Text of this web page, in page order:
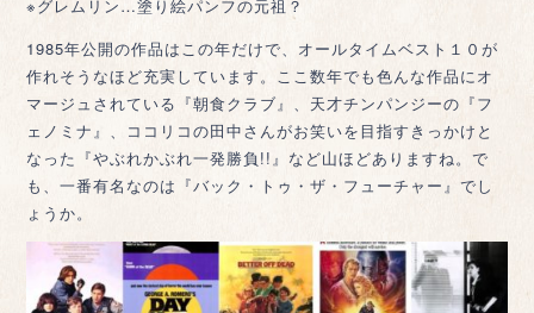
※グレムリン…塗り絵パンフの元祖？
1985年公開の作品はこの年だけで、オールタイムベスト１０が
作れそうなほど充実しています。ここ数年でも色んな作品にオ
マージュされている『朝食クラブ』、天才チンパンジーの『フ
ェノミナ』、ココリコの田中さんがお笑いを目指すきっかけと
なった『やぶれかぶれ一発勝負!!』など山ほどありますね。で
も、一番有名なのは『バック・トゥ・ザ・フューチャー』でし
ょうか。